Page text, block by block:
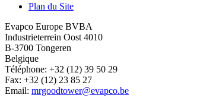
Plan du Site
Evapco Europe BVBA
Industrieterrein Oost 4010
B-3700 Tongeren
Belgique
Téléphone: +32 (12) 39 50 29
Fax: +32 (12) 23 85 27
Email: mrgoodtower@evapco.be